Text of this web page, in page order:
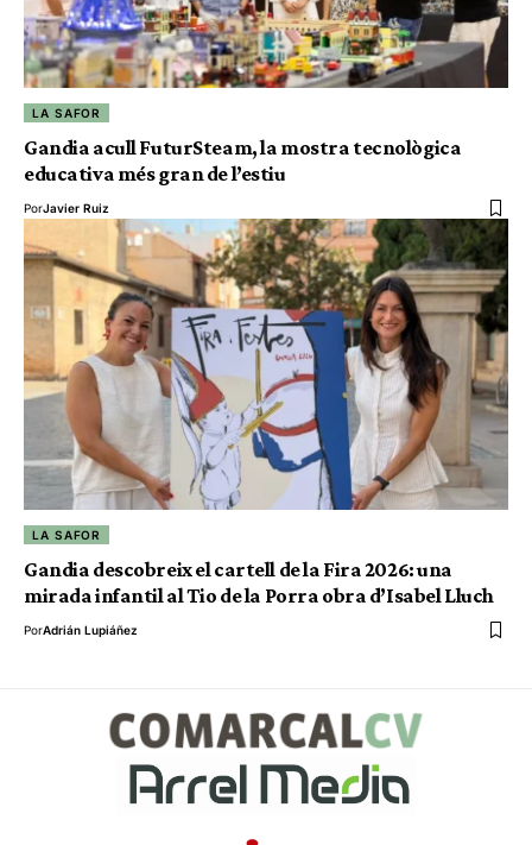
LA SAFOR
Gandia acull FuturSteam, la mostra tecnològica
educativa més gran de l’estiu
PorJavier Ruiz
LA SAFOR
Gandia descobreix el cartell de la Fira 2026: una
mirada infantil al Tio de la Porra obra d’Isabel Lluch
PorAdrián Lupiáñez